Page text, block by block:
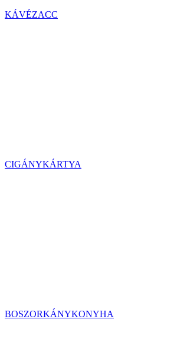
KÁVÉZACC
CIGÁNYKÁRTYA
BOSZORKÁNYKONYHA